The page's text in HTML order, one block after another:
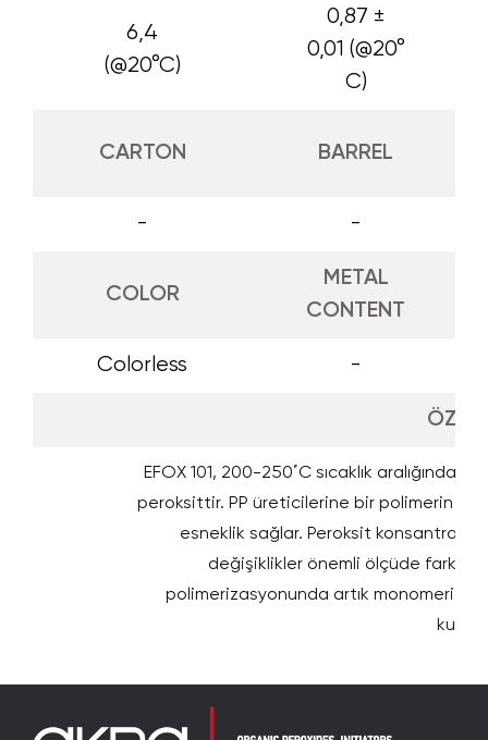
6,4
(@20°C)
0,87 ±
0,01 (@20°
C)
CARTON BARREL
- -
COLOR
METAL
CONTENT
Colorless -
EFOX 101, 200-250˚C sıcaklık aralığında
peroksittir. PP üreticilerine bir polimerin
esneklik sağlar. Peroksit
değişiklikler önemli ölçüde farklı
polimerizasyonunda artık monomeri